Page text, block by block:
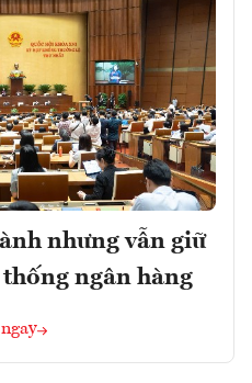
nhưng vẫn giữ
ngân hàng